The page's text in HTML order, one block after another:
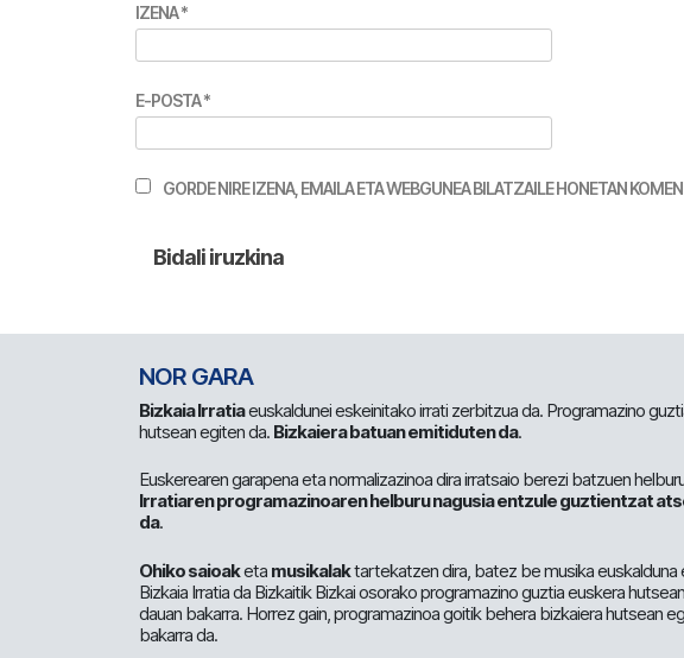
IZENA*
E-POSTA*
GORDE NIRE IZENA, EMAILA ETA WEBGUNEA BILATZAILE HONETAN
NOR GARA
Bizkaia Irratiaeuskaldunei eskeinitako irrati zerbitzua da. Programazino
hutsean egiten da. Bizkaiera batuan emitiduten da.
Euskerearen garapena eta normalizazinoa dira irratsaio berezi batzuen
Irratiaren programazinoaren helburu nagusia entzule guztientzat
da.
Ohiko saioaketa musikalaktartekatzen dira, batez be musika euskalduna
Bizkaia Irratia da Bizkaitik Bizkai osorako programazino guztia euskera
dauan bakarra. Horrez gain, programazinoa goitik behera bizkaiera hutsean
bakarra da.